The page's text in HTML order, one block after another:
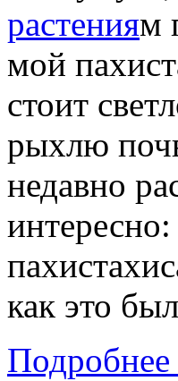
растениям
мой
стоит
рыхлю
недавно
как это
Подробнее